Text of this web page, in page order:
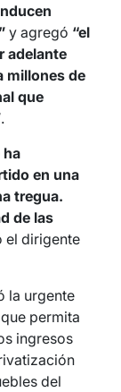
y agregó “el
adelante
millones de
que
.
ha
en una
tregua.
de las
el dirigente
la urgente
permita
ingresos
del